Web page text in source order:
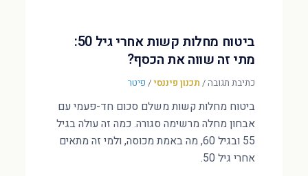
ביטוח מחלות קשות אחרי גיל 50:
מתי זה שווה את הכסף?
כתיבת תגובה/ תכנון פיננסי/ פיטר
ביטוח מחלות קשות משלם סכום חד-פעמי עם
אבחון מחלה מרשימה סגורה. כמה זה עולה בגיל
55 ובגיל 60, מה באמת מכוסה, ולמי זה מתאים
אחרי גיל 50.